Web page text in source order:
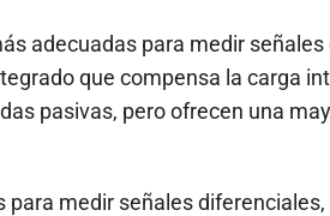
adecuadas para medir
que compensa la carga
pasivas, pero ofrecen una
medir señales